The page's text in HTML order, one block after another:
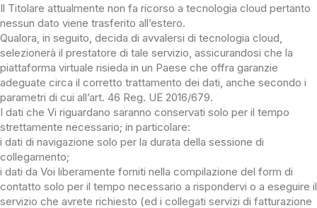
Il Titolare attualmente non fa ricorso a tecnologia cloud pertanto
nessun dato viene trasferito all’estero.
Qualora, in seguito, decida di avvalersi di tecnologia cloud,
selezionerà il prestatore di tale servizio, assicurandosi che la
piattaforma virtuale risieda in un Paese che offra garanzie
adeguate circa il corretto trattamento dei dati, anche secondo i
parametri di cui all’art. 46 Reg. UE 2016/679.
I dati che Vi riguardano saranno conservati solo per il tempo
strettamente necessario; in particolare:
i dati di navigazione solo per la durata della sessione di
collegamento;
i dati da Voi liberamente forniti nella compilazione del form di
contatto solo per il tempo necessario a rispondervi o a eseguire il
servizio che avrete richiesto (ed i collegati servizi di fatturazione